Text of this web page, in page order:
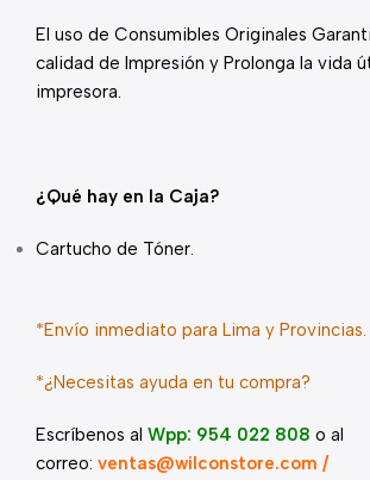
El uso de Consumibles Originales
calidad de Impresión y Prolonga la vida
impresora.
¿Qué hay en la Caja?
Cartucho de Tóner.
*Envío inmediato para Lima y Provincias.
*¿Necesitas ayuda en tu compra?
Escríbenos al Wpp: 954 022 808 o al
correo: ventas@wilconstore.com /